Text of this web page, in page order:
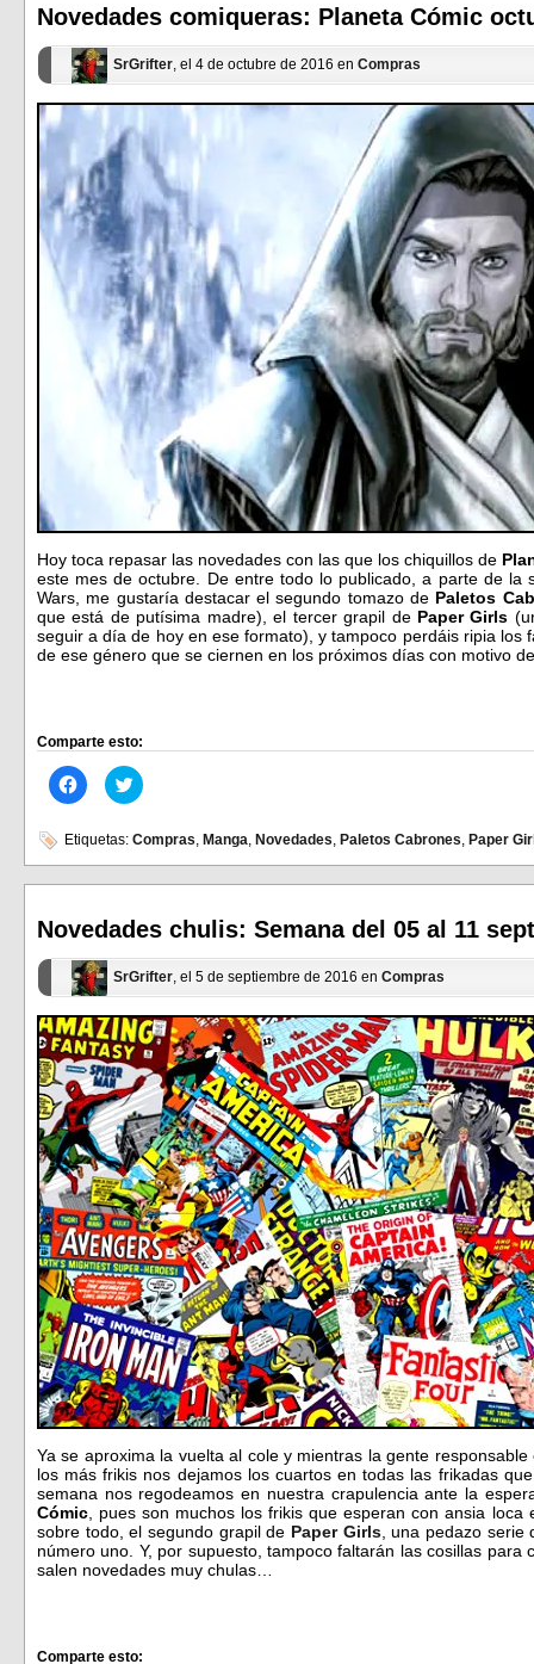
ventana
nueva)
ventana
nueva)
Novedades comiqueras: Planeta Cómic
SrGrifter, el 4 de octubre de 2016 en Compras
Hoy toca repasar las novedades con las que los chiquillos de
este mes de octubre. De entre todo lo publicado, a parte de
Wars, me gustaría destacar el segundo tomazo de Paletos
que está de putísima madre), el tercer grapil de Paper Girls
seguir a día de hoy en ese formato), y tampoco perdáis ripia los
de ese género que se ciernen en los próximos días con motivo
Comparte esto:
Haz
clic
en
Facebook
(Se
abre
ventana
nueva)
Haz
clic
en
Twitter
(Se
abre
ventana
nueva)
Etiquetas: Compras, Manga, Novedades, Paletos Cabrones, Paper
Novedades chulis: Semana del 05 al 11
SrGrifter, el 5 de septiembre de 2016 en Compras
Ya se aproxima la vuelta al cole y mientras la gente
los más frikis nos dejamos los cuartos en todas las frikadas
semana nos regodeamos en nuestra crapulencia ante la
Cómic , pues son muchos los frikis que esperan con ansia
sobre todo, el segundo grapil de Paper Girls, una pedazo serie
número uno. Y, por supuesto, tampoco faltarán las cosillas para
salen novedades muy chulas…
Comparte esto: